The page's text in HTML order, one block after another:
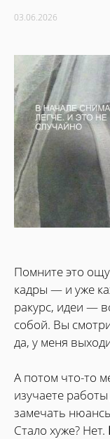
03.06.2026
Помните это
кадры — и уже
ракурс, идеи —
собой. Вы
да, у меня
А потом что-то
изучаете
замечать
Стало хуже? Нет.